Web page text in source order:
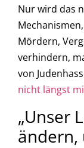
Nur wird das
Mördern,
verhindern,
von
nicht längst
„Unser
ändern,